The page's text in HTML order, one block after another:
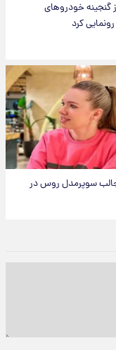
گنجینه خودروهای
کرد
سوپرمدل روس در